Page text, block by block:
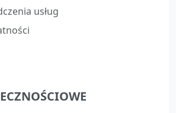
usług